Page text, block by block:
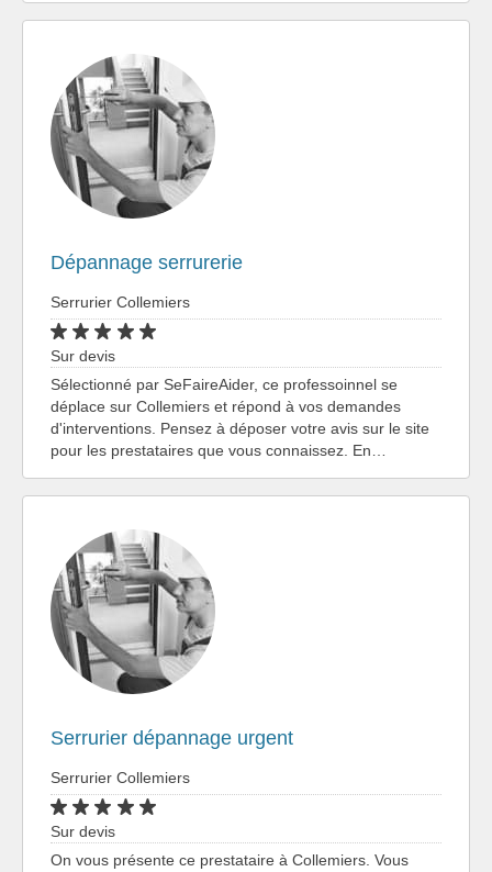
Dépannage serrurerie
Serrurier Collemiers
Sur devis
Sélectionné par SeFaireAider, ce professoinnel se
déplace sur Collemiers et répond à vos demandes
d'interventions. Pensez à déposer votre avis sur le site
pour les prestataires que vous connaissez. En…
Serrurier dépannage urgent
Serrurier Collemiers
Sur devis
On vous présente ce prestataire à Collemiers. Vous